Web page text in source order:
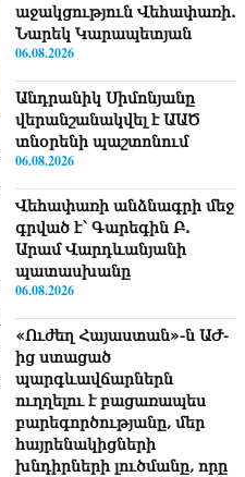
աջակցություն Վեհափառի.
Նարեկ Կարապետյան
06.08.2026
Անդրանիկ Սիմոնյանը
վերանշանակվել է ԱԱԾ
տնօրենի պաշտոնում
06.08.2026
Վեհափառի անձնագրի մեջ
գրված է՝ Գարեգին Բ.
Արամ Վարդևանյանի
պատասխանը
06.08.2026
«Ուժեղ Հայաստան»-ն ԱԺ-
ից ստացած
պարգևավճարներն
ուղղելու է բացառապես
բարեգործությանը, մեր
հայրենակիցների
խնդիրների լուծմանը, որը